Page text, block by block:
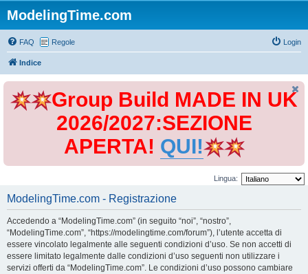
ModelingTime.com
FAQ Regole Login
Indice
Group Build MADE IN UK
2026/2027:SEZIONE
APERTA! QUI!
Lingua:
ModelingTime.com - Registrazione
Accedendo a “ModelingTime.com” (in seguito “noi”, “nostro”,
“ModelingTime.com”, “https://modelingtime.com/forum”), l’utente accetta di
essere vincolato legalmente alle seguenti condizioni d’uso. Se non accetti di
essere limitato legalmente dalle condizioni d’uso seguenti non utilizzare i
servizi offerti da “ModelingTime.com”. Le condizioni d’uso possono cambiare